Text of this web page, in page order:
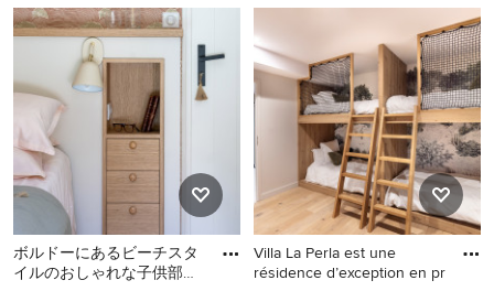
ブレストにある低価格の中
くらいなビーチスタイルの
おしゃれな子供部屋 (白い
壁、児童向け、茶色い床) の
写真
ボルドーにあるビーチスタ
イルのおしゃれな子供部屋
Villa La Perla est une
résidence d’exception en pr